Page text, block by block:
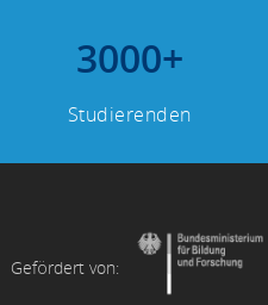
3000+
Studierenden
Gefördert von: